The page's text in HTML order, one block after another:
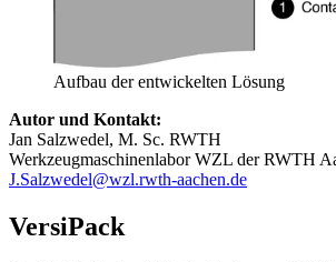
Aufbau der entwickelten Lösung
Autor und Kontakt:
Jan Salzwedel, M. Sc. RWTH
Werkzeugmaschinenlabor WZL der RWTH
J.Salzwedel@wzl.rwth-aachen.de
VersiPack